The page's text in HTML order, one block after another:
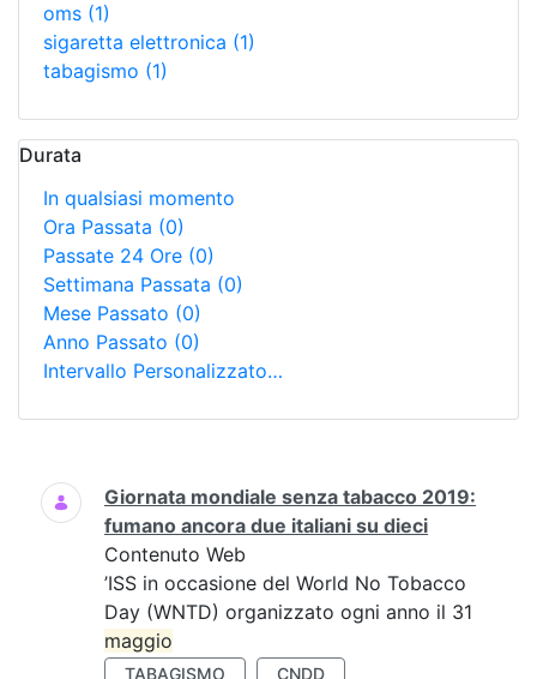
oms (1)
sigaretta elettronica (1)
tabagismo (1)
Durata
In qualsiasi momento
Ora Passata (0)
Passate 24 Ore (0)
Settimana Passata (0)
Mese Passato (0)
Anno Passato (0)
Intervallo Personalizzato…
Ricerca
Giornata mondiale senza tabacco 2019:
fumano ancora due italiani su dieci
Contenuto Web
’ISS in occasione del World No Tobacco
Day (WNTD) organizzato ogni anno il 31
maggio
TABAGISMO
CNDD